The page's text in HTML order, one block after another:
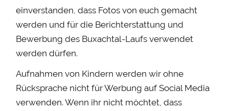
einverstanden, dass Fotos von euch gemacht
werden und für die Berichterstattung und
Bewerbung des Buxachtal-Laufs verwendet
werden dürfen.
Aufnahmen von Kindern werden wir ohne
Rücksprache nicht für Werbung auf Social Media
verwenden. Wenn ihr nicht möchtet, dass